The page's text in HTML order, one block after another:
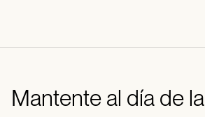
Mantente al día de la